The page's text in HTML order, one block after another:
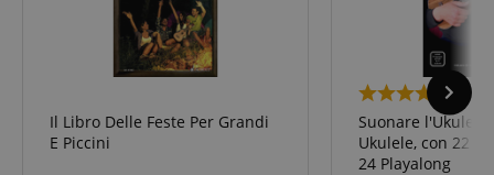
Il Libro Delle Feste Per Grandi
E Piccini
Suonare l'Ukulele
Ukulele, con 22
24 Playalong